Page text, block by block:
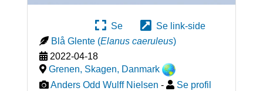
Se
Se link-side
Blå Glente (Elanus caeruleus)
2022-04-18
Grenen, Skagen, Danmark
Anders Odd Wulff Nielsen - Se profil